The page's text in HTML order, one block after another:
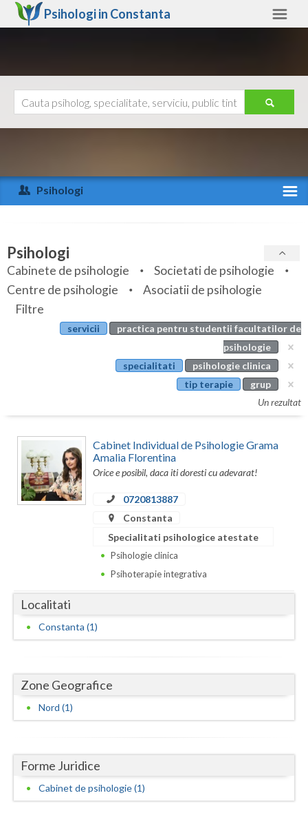
Psihologi in Constanta
Arad
Arges
Bihor
Bistrita-Nasaud
Botosani
Calarasi
Caras-Severin
Dambovita
Giurgiu
Hunedoara
Ialomita
Ajutor
Psihologi
Specialitati
Servicii
Articole
Evenimente
Psihologi
Cabinete de psihologie
Societati de psihologie
Centre de psihologie
Asociatii de psihologie
Filtre
servicii
practica pentru studentii facultatilor de
psihologie
specialitati
psihologie clinica
tip terapie
grup
Un rezultat
Cabinet Individual de Psihologie Grama
Amalia Florentina
Orice e posibil, daca iti doresti cu adevarat!
0720813887
Constanta
Specialitati psihologice atestate
Psihologie clinica
Psihoterapie integrativa
Localitati
Constanta (1)
Zone Geografice
Nord (1)
Forme Juridice
Cabinet de psihologie (1)